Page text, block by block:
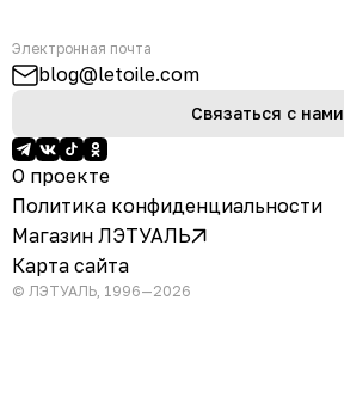
Электронная почта
blog@letoile.com
Связаться с нами
О проекте
Политика конфиденциальности
Магазин ЛЭТУАЛЬ
Карта сайта
© ЛЭТУАЛЬ, 1996—2026